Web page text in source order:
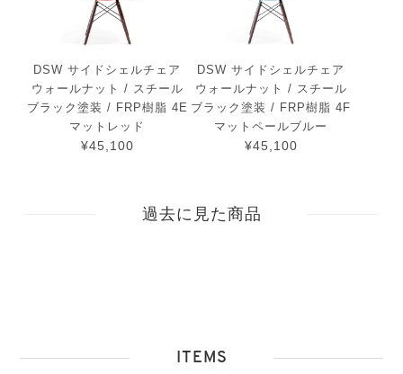
DSW サイドシェルチェア
ウォールナット / スチール
ブラック塗装 / FRP樹脂 4E
マットレッド
¥45,100
DSW サイドシェルチェア
ウォールナット / スチール
ブラック塗装 / FRP樹脂 4F
マットペールブルー
¥45,100
過去に見た商品
ITEMS